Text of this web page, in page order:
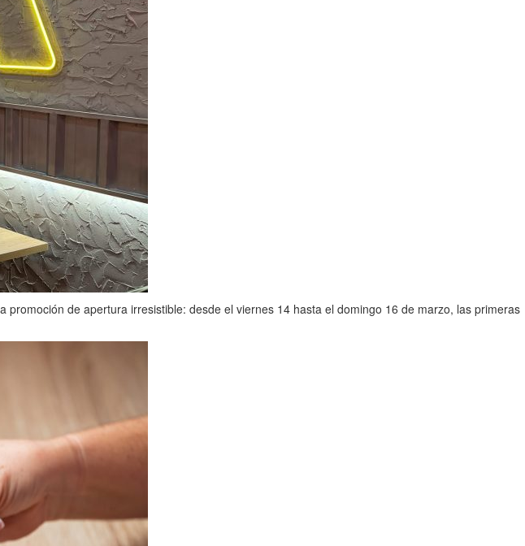
de apertura irresistible: desde el viernes 14 hasta el domingo 16 de marzo, las primeras